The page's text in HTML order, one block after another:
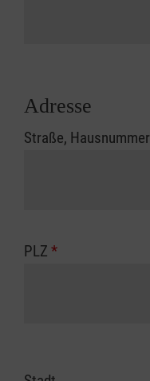
Adresse
Straße, Hausnummer
PLZ *